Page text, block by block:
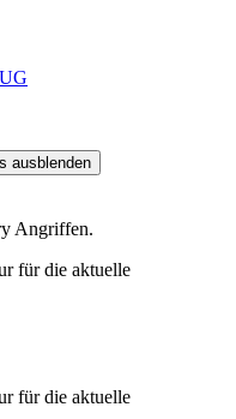
ausblenden
Angriffen.
für die aktuelle
für die aktuelle